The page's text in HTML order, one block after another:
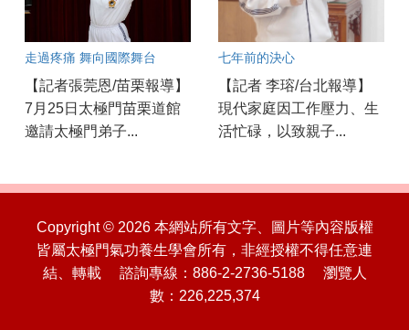
走過疼痛 舞向國際舞台
【記者張莞恩/苗栗報導】
7月25日太極門苗栗道館
邀請太極門弟子...
七年前的決心
【記者 李瑢/台北報導】
現代家庭因工作壓力、生
活忙碌，以致親子...
Copyright © 2026 本網站所有文字、圖片等內容版權
皆屬太極門氣功養生學會所有，非經授權不得任意連
結、轉載 諮詢專線：886-2-2736-5188 瀏覽人
數：226,225,374